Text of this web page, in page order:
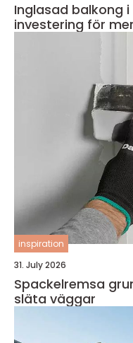
Inglasad balkong i
investering för
inspiration
31. July 2026
Spackelremsa grunden för hållbara och
släta väggar